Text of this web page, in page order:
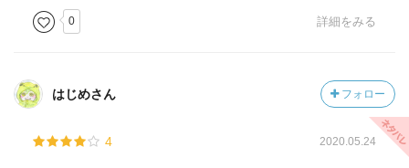
0 詳細をみる
はじめさん フォロー
4 2020.05.24